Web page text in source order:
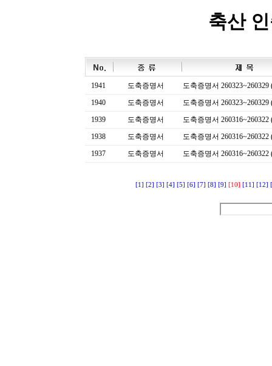
축산
1941 도축증명서
도축증명서 260323~260329
1940
도축증명서
도축증명서 260323~260329
1939
도축증명서
도축증명서 260316~260322
1938
도축증명서
도축증명서 260316~260322
1937
도축증명서 도축증명서 260316~260322
[1] [2] [3] [4] [5] [6] [7] [8] [9] [10] [11] [12]